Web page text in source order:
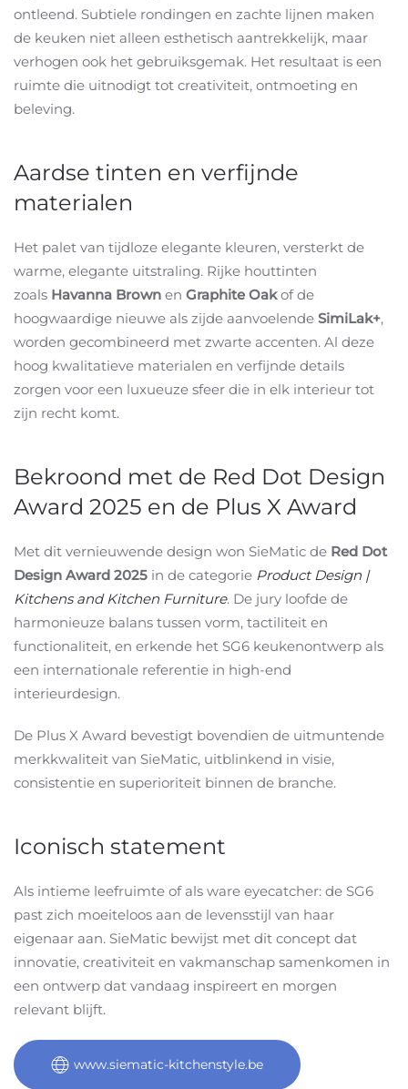
ontleend. Subtiele rondingen en zachte lijnen maken
de keuken niet alleen esthetisch aantrekkelijk, maar
verhogen ook het gebruiksgemak. Het resultaat is een
ruimte die uitnodigt tot creativiteit, ontmoeting en
beleving.
Aardse tinten en verfijnde
materialen
Het palet van tijdloze elegante kleuren, versterkt de
warme, elegante uitstraling. Rijke houttinten
zoals Havanna Brown en Graphite Oakof de
hoogwaardige nieuwe als zijde aanvoelende SimiLak+,
worden gecombineerd met zwarte accenten. Al deze
hoog kwalitatieve materialen en verfijnde details
zorgen voor een luxueuze sfeer die in elk interieur tot
zijn recht komt.
Bekroond met de Red Dot Design
Award 2025 en de Plus X Award
Met dit vernieuwende design won SieMatic de Red Dot
Design Award 2025 in de categorie Product Design |
Kitchens and Kitchen Furniture. De jury loofde de
harmonieuze balans tussen vorm, tactiliteit en
functionaliteit, en erkende het SG6 keukenontwerp als
een internationale referentie in high-end
interieurdesign.
De Plus X Award bevestigt bovendien de uitmuntende
merkkwaliteit van SieMatic, uitblinkend in visie,
consistentie en superioriteit binnen de branche.
Iconisch statement
Als intieme leefruimte of als ware eyecatcher: de SG6
past zich moeiteloos aan de levensstijl van haar
eigenaar aan. SieMatic bewijst met dit concept dat
innovatie, creativiteit en vakmanschap samenkomen in
een ontwerp dat vandaag inspireert en morgen
relevant blijft.
www.siematic-kitchenstyle.be